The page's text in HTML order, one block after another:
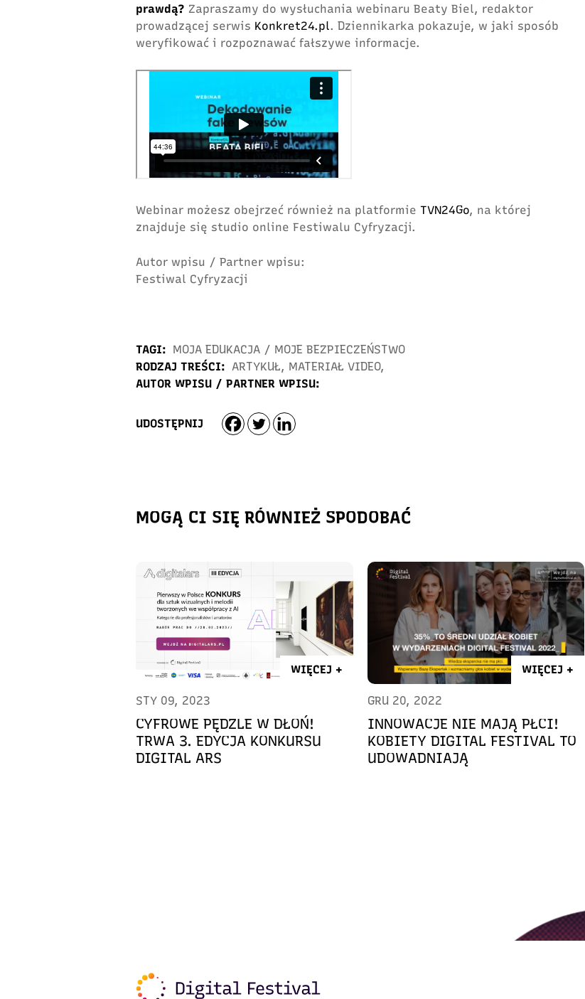
prawdą? Zapraszamy do wysłuchania webinaru Beaty Biel, redaktor
prowadzącej serwis Konkret24.pl. Dziennikarka pokazuje, w jaki sposób
weryfikować i rozpoznawać fałszywe informacje.
Webinar możesz obejrzeć również na platformie TVN24Go, na której
znajduje się studio online Festiwalu Cyfryzacji.
Autor wpisu / Partner wpisu:
Festiwal Cyfryzacji
TAGI: MOJA EDUKACJA / MOJE BEZPIECZEŃSTWO
RODZAJ TREŚCI: ARTYKUŁ, MATERIAŁ VIDEO,
AUTOR WPISU / PARTNER WPISU:
UDOSTĘPNIJ
MOGĄ CI SIĘ RÓWNIEŻ SPODOBAĆ
WIĘCEJ +
STY 09, 2023
CYFROWE PĘDZLE W DŁOŃ!
TRWA 3. EDYCJA KONKURSU
DIGITAL ARS
WIĘCEJ +
GRU 20, 2022
INNOWACJE NIE MAJĄ PŁCI!
KOBIETY DIGITAL FESTIVAL TO
UDOWADNIAJĄ